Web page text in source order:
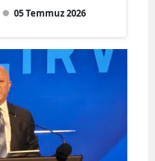
05 Temmuz 2026